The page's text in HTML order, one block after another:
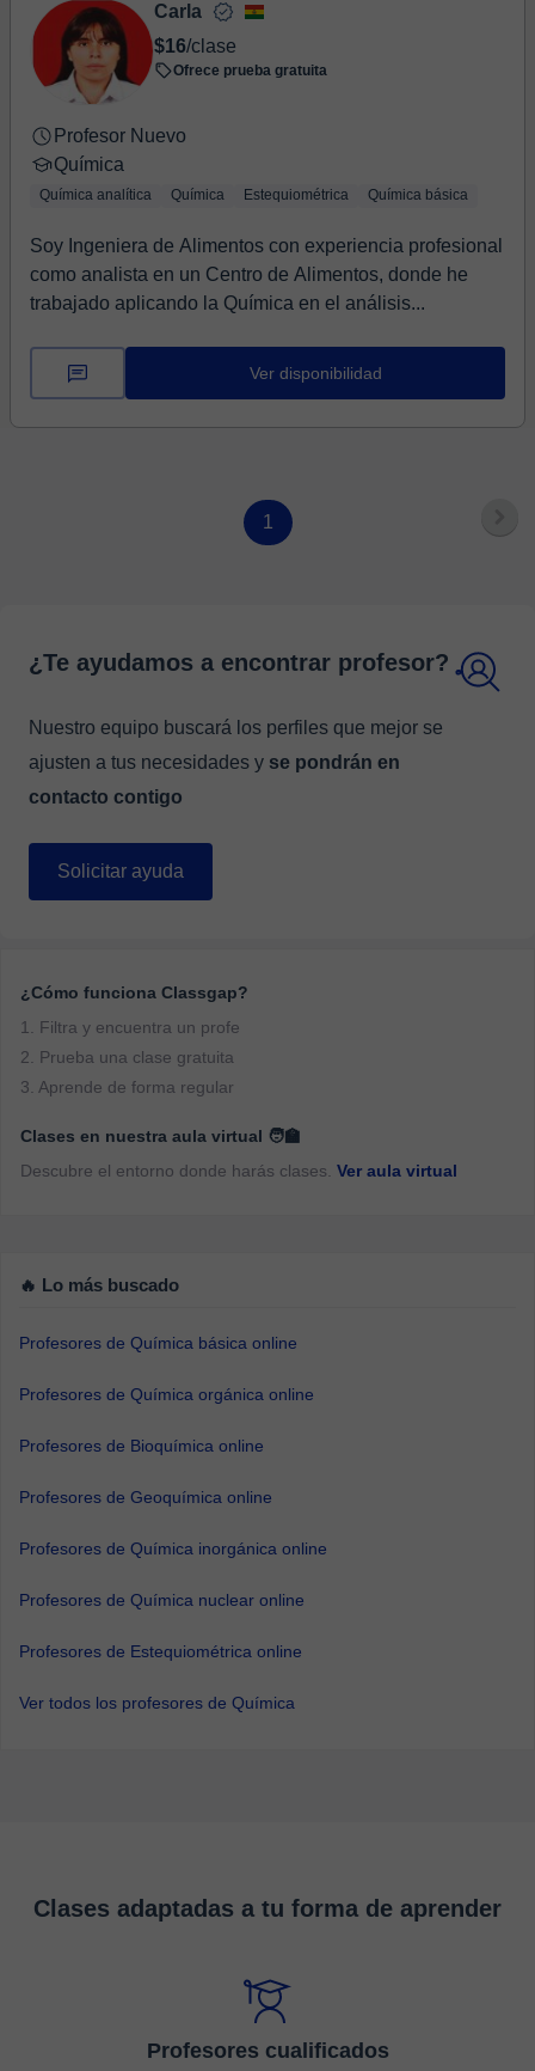
Carla
$16/clase
Ofrece prueba gratuita
Profesor Nuevo
Química
Química analítica Química Estequiométrica Química básica
Soy Ingeniera de Alimentos con experiencia profesional
como analista en un Centro de Alimentos, donde he
trabajado aplicando la Química en el análisis...
Ver disponibilidad
1
¿Te ayudamos a encontrar profesor?
Nuestro equipo buscará los perfiles que mejor se
ajusten a tus necesidades y se pondrán en
contacto contigo
Solicitar ayuda
¿Cómo funciona Classgap?
1. Filtra y encuentra un profe
2. Prueba una clase gratuita
3. Aprende de forma regular
Clases en nuestra aula virtual 🧑‍🏫
Descubre el entorno donde harás clases. Ver aula virtual
🔥 Lo más buscado
Profesores de Química básica online
Profesores de Química orgánica online
Profesores de Bioquímica online
Profesores de Geoquímica online
Profesores de Química inorgánica online
Profesores de Química nuclear online
Profesores de Estequiométrica online
Ver todos los profesores de Química
Clases adaptadas a tu forma de aprender
Profesores cualificados